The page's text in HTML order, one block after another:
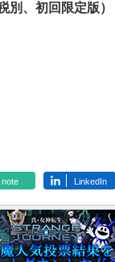
別、初回限定版）
note LinkedIn